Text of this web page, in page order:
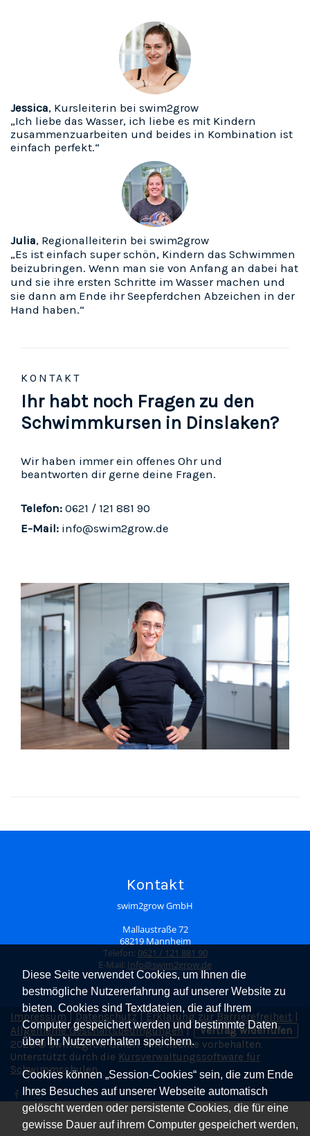
Diese Seite verwendet Cookies, um Ihnen die
bestmögliche Nutzererfahrung auf unserer Website zu
bieten. Cookies sind Textdateien, die auf Ihrem
Computer gespeichert werden und bestimmte Daten
über Ihr Nutzerverhalten speichern.
Cookies können „Session-Cookies“ sein, die zum Ende
Ihres Besuches auf unserer Webseite automatisch
gelöscht werden oder persistente Cookies, die für eine
gewisse Dauer auf ihrem Computer gespeichert werden,
Jessica, Kursleiterin bei swim2grow
„Ich liebe das Wasser, ich liebe es mit Kindern
zusammenzuarbeiten und beides in Kombination ist
einfach perfekt.“
Julia, Regionalleiterin bei swim2grow
„Es ist einfach super schön, Kindern das Schwimmen
beizubringen. Wenn man sie von Anfang an dabei hat
und sie ihre ersten Schritte im Wasser machen und
sie dann am Ende ihr Seepferdchen Abzeichen in der
Hand haben.“
KONTAKT
Ihr habt noch Fragen zu den
Schwimmkursen in Dinslaken?
Wir haben immer ein offenes Ohr und
beantworten dir gerne deine Fragen.
Telefon: 0621 / 121 881 90
E-Mail: info@swim2grow.de
Kontakt
swim2grow GmbH
Mallaustraße 72
68219 Mannheim
Telefon: 0621 / 121 881 90
E-Mail: Info@swim2grow.de
Impressum Datenschutz Erklärung zur Barrierefreiheit
Allgemeine Geschäftsbedingungen|
Vertrag widerrufen
2026 © swim2grow GmbH. Alle Rechte vorbehalten.
Unterstützt durch die Kursverwaltungssoftware für
Schwimmschulen.